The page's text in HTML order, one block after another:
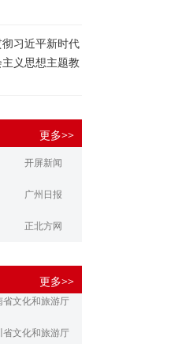
习近平新时代
义思想主题教
更多>>
开屏新闻
广州日报
正北方网
潇湘晨报
更多>>
省文化和旅游厅
省文化和旅游厅